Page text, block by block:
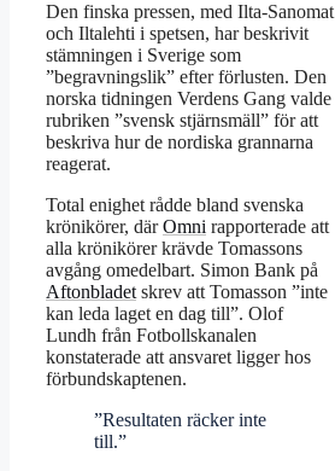
Den finska pressen, med Ilta-Sanomat
och Iltalehti i spetsen, har beskrivit
stämningen i Sverige som
”begravningslik” efter förlusten. Den
norska tidningen Verdens Gang valde
rubriken ”svensk stjärnsmäll” för att
beskriva hur de nordiska grannarna
reagerat.
Total enighet rådde bland svenska
krönikörer, därOmni rapporterade att
alla krönikörer krävde Tomassons
avgång omedelbart. Simon Bank på
Aftonbladet skrev att Tomasson ”inte
kan leda laget en dag till”. Olof
Lundh från Fotbollskanalen
konstaterade att ansvaret ligger hos
förbundskaptenen.
”Resultaten räcker inte
till.”